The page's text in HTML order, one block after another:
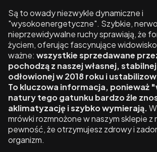
Są to owady niezwykle dynamiczne i
"wysokoenergetyczne". Szybkie,
nieprzewidywalne ruchy sprawiają, że
życiem, oferując fascynujące
ważne: wszystkie sprzedawane
pochodzą z naszej własnej,
odłowionej w 2018 roku i
To kluczowa informacja, ponieważ
natury tego gatunku bardzo źle
aklimatyzację i szybko wymierają.
mrówki rozmnożone w naszym sklepie z
pewność, że otrzymujesz zdrowy i
organizm.